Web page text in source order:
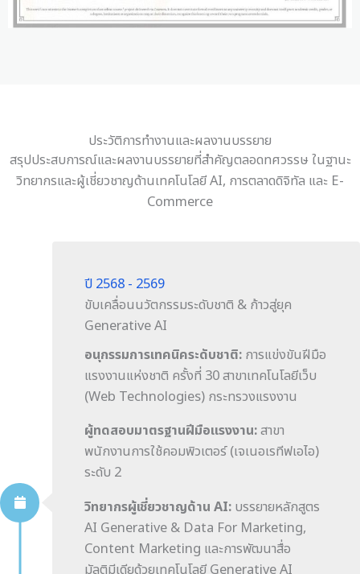
ประวัติการทำงานและผลงานบรรยาย
สรุปประสบการณ์และผลงานบรรยายที่สำคัญตลอดทศวรรษ ในฐานะ
วิทยากรและผู้เชี่ยวชาญด้านเทคโนโลยี AI, การตลาดดิจิทัล และ E-
Commerce
ปี 2568 - 2569
ขับเคลื่อนนวัตกรรมระดับชาติ & ก้าวสู่ยุค
Generative AI
อนุกรรมการเทคนิคระดับชาติ: การแข่งขันฝีมือ
แรงงานแห่งชาติ ครั้งที่ 30 สาขาเทคโนโลยีเว็บ
(Web Technologies) กระทรวงแรงงาน
ผู้ทดสอบมาตรฐานฝีมือแรงงาน:สาขา
พนักงานการใช้คอมพิวเตอร์ (เจเนอเรทีฟเอไอ)
ระดับ 2
วิทยากรผู้เชี่ยวชาญด้าน AI: บรรยายหลักสูตร
AI Generative & Data For Marketing,
Content Marketing และการพัฒนาสื่อ
มัลติมีเดียด้วยเทคโนโลยี Generative AI